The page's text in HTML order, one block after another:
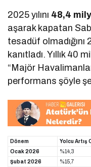
2025 yılını 48,4
aşarak kapatan
tesadüf olmadığını
kanıtladı. Yıllık 40
“Majör
performans şöyle
Dönem Yolcu Artış
Ocak 2026
%14,3
Şubat 2026
%15,7